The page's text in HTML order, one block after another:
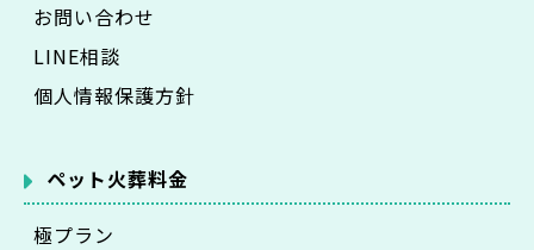
お問い合わせ
LINE相談
個人情報保護方針
ペット火葬料金
極プラン